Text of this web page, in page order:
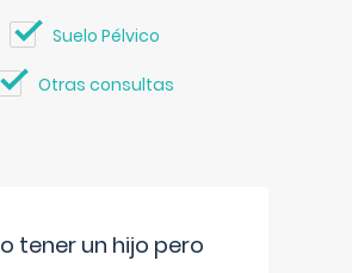
Suelo Pélvico
Otras consultas
tener un hijo pero